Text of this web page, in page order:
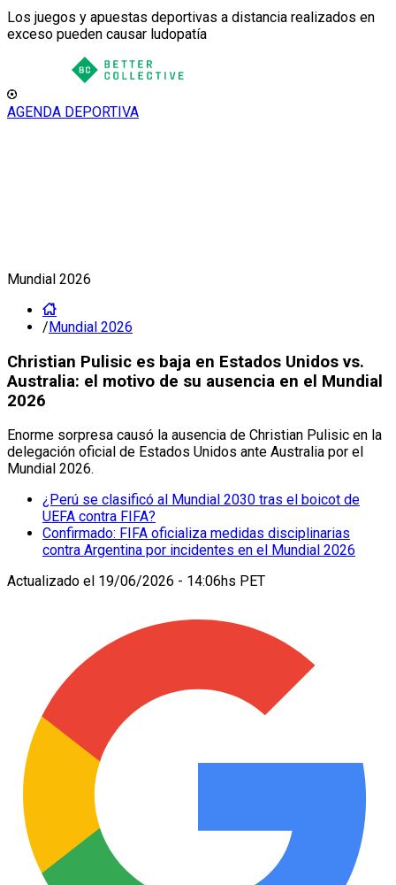
Los juegos y apuestas deportivas a distancia realizados en
exceso pueden causar ludopatía
AGENDA DEPORTIVA
Mundial 2026
/Mundial 2026
Christian Pulisic es baja en Estados Unidos vs.
Australia: el motivo de su ausencia en el Mundial
2026
Enorme sorpresa causó la ausencia de Christian Pulisic en la
delegación oficial de Estados Unidos ante Australia por el
Mundial 2026.
¿Perú se clasificó al Mundial 2030 tras el boicot de
UEFA contra FIFA?
Confirmado: FIFA oficializa medidas disciplinarias
contra Argentina por incidentes en el Mundial 2026
Actualizado el 19/06/2026 - 14:06hs PET